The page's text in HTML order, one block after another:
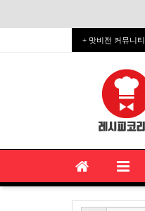
+ 맛비전 커뮤니티